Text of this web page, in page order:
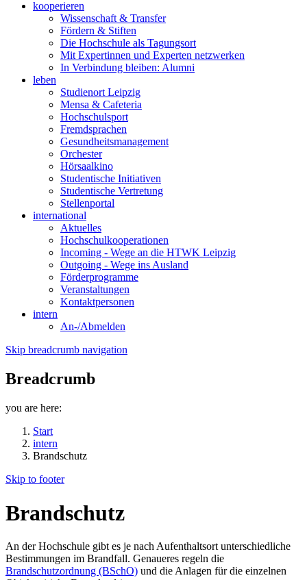
kooperieren
Wissenschaft & Transfer
Fördern & Stiften
Die Hochschule als Tagungsort
Mit Expertinnen und Experten netzwerken
In Verbindung bleiben: Alumni
leben
Studienort Leipzig
Mensa & Cafeteria
Hochschulsport
Fremdsprachen
Gesundheitsmanagement
Orchester
Hörsaalkino
Studentische Initiativen
Studentische Vertretung
Stellenportal
international
Aktuelles
Hochschulkooperationen
Incoming - Wege an die HTWK Leipzig
Outgoing - Wege ins Ausland
Förderprogramme
Veranstaltungen
Kontaktpersonen
intern
An-/Abmelden
Skip breadcrumb navigation
Breadcrumb
you are here:
Start
intern
Brandschutz
Skip to footer
Brandschutz
An der Hochschule gibt es je nach Aufenthaltsort unterschiedliche
Bestimmungen im Brandfall. Genaueres regeln die
Brandschutzordnung (BSchO) und die Anlagen für die einzelnen